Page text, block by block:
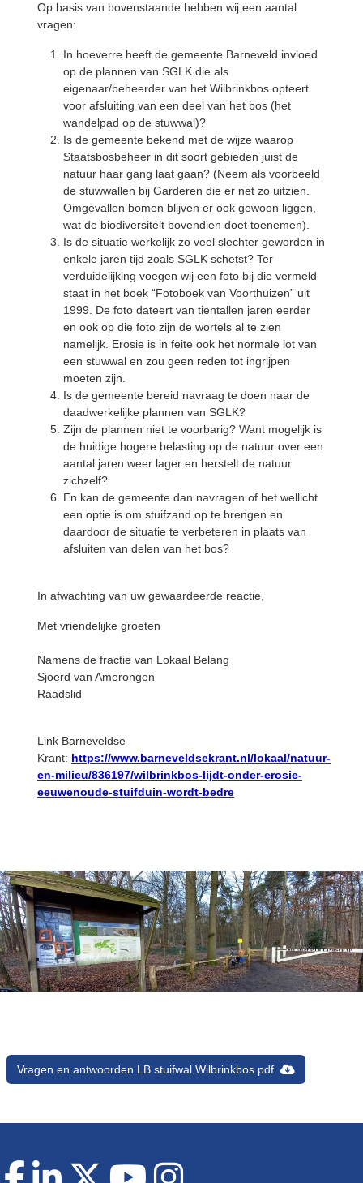
Op basis van bovenstaande hebben wij een aantal
vragen:
In hoeverre heeft de gemeente Barneveld invloed
op de plannen van SGLK die als
eigenaar/beheerder van het Wilbrinkbos opteert
voor afsluiting van een deel van het bos (het
wandelpad op de stuwwal)?
Is de gemeente bekend met de wijze waarop
Staatsbosbeheer in dit soort gebieden juist de
natuur haar gang laat gaan? (Neem als voorbeeld
de stuwwallen bij Garderen die er net zo uitzien.
Omgevallen bomen blijven er ook gewoon liggen,
wat de biodiversiteit bovendien doet toenemen).
Is de situatie werkelijk zo veel slechter geworden in
enkele jaren tijd zoals SGLK schetst? Ter
verduidelijking voegen wij een foto bij die vermeld
staat in het boek “Fotoboek van Voorthuizen” uit
1999. De foto dateert van tientallen jaren eerder
en ook op die foto zijn de wortels al te zien
namelijk. Erosie is in feite ook het normale lot van
een stuwwal en zou geen reden tot ingrijpen
moeten zijn.
Is de gemeente bereid navraag te doen naar de
daadwerkelijke plannen van SGLK?
Zijn de plannen niet te voorbarig? Want mogelijk is
de huidige hogere belasting op de natuur over een
aantal jaren weer lager en herstelt de natuur
zichzelf?
En kan de gemeente dan navragen of het wellicht
een optie is om stuifzand op te brengen en
daardoor de situatie te verbeteren in plaats van
afsluiten van delen van het bos?
In afwachting van uw gewaardeerde reactie,
Met vriendelijke groeten
Namens de fractie van Lokaal Belang
Sjoerd van Amerongen
Raadslid
Link Barneveldse
Krant: https://www.barneveldsekrant.nl/lokaal/natuur-
en-milieu/836197/wilbrinkbos-lijdt-onder-erosie-
eeuwenoude-stuifduin-wordt-bedre
Vragen en antwoorden LB stuifwal Wilbrinkbos.pdf